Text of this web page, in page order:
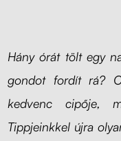
Hány órát tölt egy
gondot fordít rá?
kedvenc cipője,
Tippjeinkkel újra